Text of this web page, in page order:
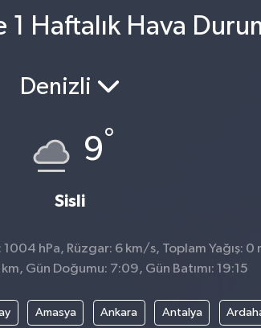
1 Haftalık Hava
Denizli
9°
Sisli
1004 hPa, Rüzgar: 6 km/s, Toplam Yağış:
Gün Doğumu: 7:09, Gün Batımı: 19:15
Amasya Ankara Antalya